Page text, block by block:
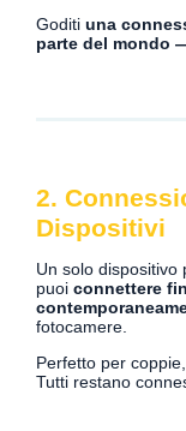
Goditi una
parte del mondo
2.
Dispositivi
Un solo dispositivo
puoi connettere
fotocamere.
Perfetto per
Tutti restano